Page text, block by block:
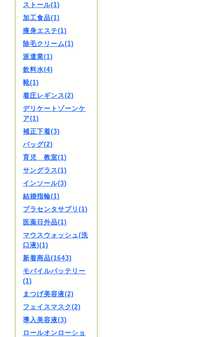
ストール(1)
加工食品(1)
痩身エステ(1)
除毛クリーム(1)
派遣業(1)
飲料水(4)
靴(1)
着圧レギンス(2)
デリケートゾーンケ
ア(1)
補正下着(3)
バッグ(2)
育児 教室(1)
サングラス(1)
インソール(3)
結婚指輪(1)
プラセンタサプリ(1)
医薬日外品(1)
マウスウォッシュ(洗
口液)(1)
新着商品(1643)
モバイルバッテリー
(1)
まつげ美容液(2)
フェイスマスク(2)
導入美容液(3)
ロールオンローショ